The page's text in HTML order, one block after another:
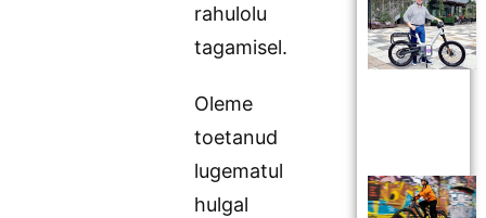
rahulolu
tagamisel.
Oleme
toetanud
lugematul
hulgal